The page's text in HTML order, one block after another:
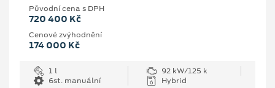
Původní cena s DPH
720 400 Kč
Cenové zvýhodnění
174 000 Kč
1 l
92 kW/125 k
6st. manuální
Hybrid